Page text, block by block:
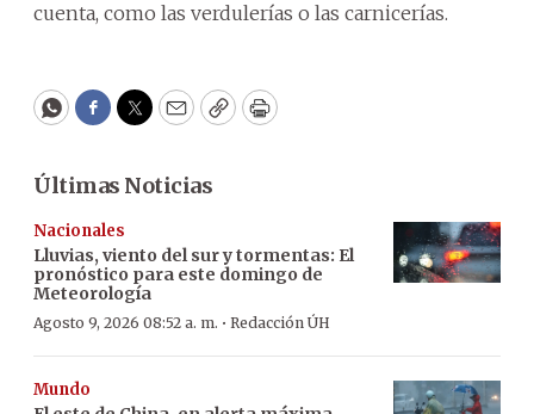
cuenta, como las verdulerías o las carnicerías.
WhatsApp
Facebook
Twitter
EmailCopyPrint
Últimas Noticias
Nacionales
Lluvias, viento del sur y tormentas: El
pronóstico para este domingo de
Meteorología
Agosto 9, 2026 08:52 a. m. · Redacción ÚH
Mundo